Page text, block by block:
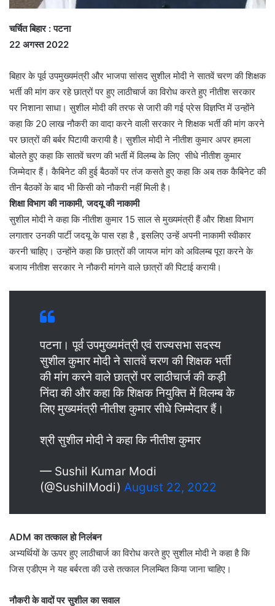
चर्चित बिहार : पटना
22 अगस्त 2022
बिहार के पूर्व उपमुख्यमंत्री और भाजपा सांसद सुशील मोदी ने सातवें चरण की शिक्षक
भर्ती की मांग कर रहे छात्रों पर हुए लाठीचार्ज का विरोध करते हुए नीतीश सरकार
पर निशाना साधा। सुशील मोदी की तरफ से जारी की गई प्रेस विज्ञप्ति में उन्होंने
कहा कि 20 लाख नौकरी का वादा करने वाली सरकार ने शिक्षक भर्ती की मांग करने
पर छात्रों की बर्बर पिटायी करायी है। सुशील मोदी ने नीतीश कुमार अपर हमला
बोलते हुए कहा कि सातवें चरण की भर्ती में विलम्ब के लिए सीधे नीतीश कुमार
जिम्मेदार हैं। कैबिनेट की हुई बैठकों पर तंज कसते हुए कहा कि अब तक कैबिनेट की
तीन बैठकों के बाद भी किसी को नौकरी नहीं मिली है।
शिक्षा विभाग की नाकामी, जदयू की नाकामी
सुशील मोदी ने कहा कि नीतीश कुमार 15 साल से मुख्यमंत्री हैं और शिक्षा विभाग
लगातार उनकी पार्टी जदयू के पास रहा है , इसलिए उन्हें अपनी नाकामी स्वीकार
करनी चाहिए। उन्होंने कहा कि छात्रों की जायज मांग को अविलम्ब पूरा करने के
बजाय नीतीश सरकार ने नौकरी मांगने वाले छात्रों की पिटाई करायी।
पटना। पूर्व उपमुख्यमंत्री एवं राज्यसभा सदस्य
सुशील कुमार मोदी ने सातवें चरण की शिक्षक भर्ती
की मांग करने वाले छात्रों पर लाठीचार्ज की कड़ी
निंदा की और कहा कि शिक्षक नियुक्ति में विलम्ब के
लिए मुख्यमंत्री नीतीश कुमार सीधे जिम्मेदार हैं।
श्री सुशील मोदी ने कहा कि नीतीश कुमार
— Sushil Kumar Modi
(@SushilModi) August 22, 2022
ADM का तत्काल हो निलंबन
अभ्यर्थियों के ऊपर हुए लाठीचार्ज का विरोध करते हुए सुशील मोदी ने कहा है कि
जिस एडीएम ने यह बर्बरता की उसे तत्काल निलम्बित किया जाना चाहिए।
नौकरी के वादों पर सुशील का सवाल